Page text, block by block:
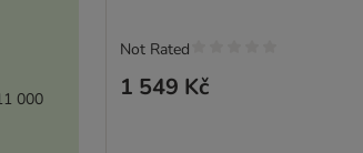
000
1 549 Kč
Not Rated